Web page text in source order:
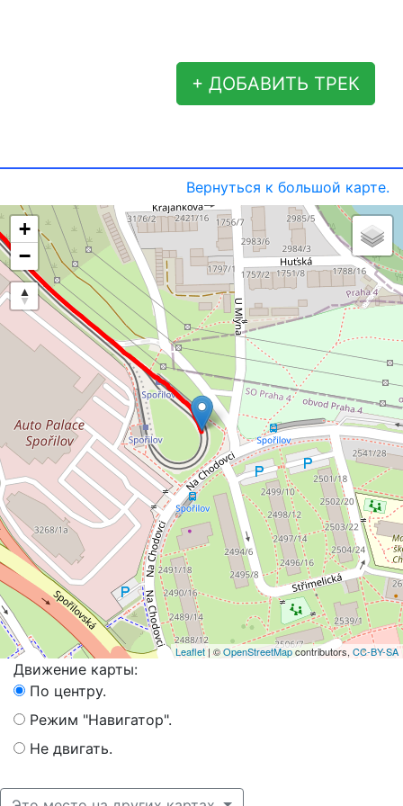
+ ДОБАВИТЬ ТРЕК
Вернуться к большой карте.
+
−
Leaflet| ©OpenStreetMapcontributors, CC-BY-SA
Движение карты:
По центру.
Режим "Навигатор".
Не двигать.